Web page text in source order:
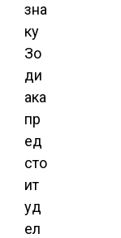
зна
ку
Зо
ди
ака
пр
ед
сто
ит
уд
ел